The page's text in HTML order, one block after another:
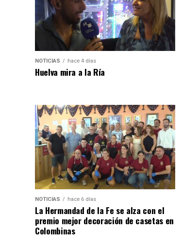
NOTICIAS hace 4 días
Huelva mira a la Ría
NOTICIAS hace 6 días
La Hermandad de la Fe se alza con el
premio mejor decoración de casetas en
Colombinas